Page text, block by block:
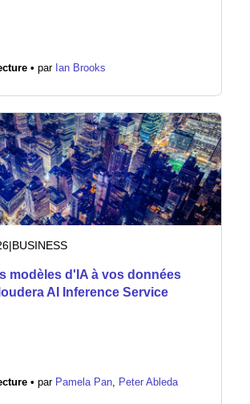
• par Ian Brooks
|BUSINESS
modèles d'IA à vos données
AI Inference Service
• par Pamela Pan, Peter Ableda